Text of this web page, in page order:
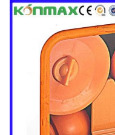
40' Hauptquartier-
20' FT-Laden
Funktion/Eigenschaft